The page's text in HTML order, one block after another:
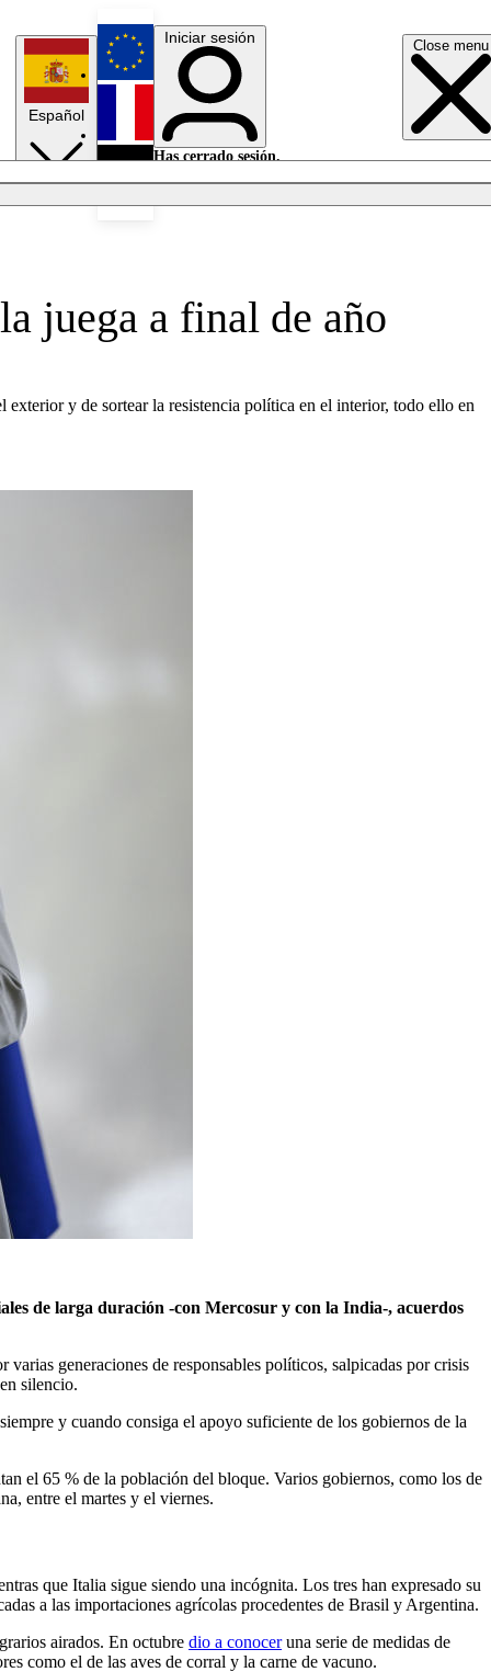
Close menu
Español
English
Français
Iniciar sesión
Has cerrado sesión.
juega a final de año
y de sortear la resistencia política en el interior, todo ello en
de larga duración -con Mercosur y con la India-, acuerdos
generaciones de responsables políticos, salpicadas por crisis
silencio.
y cuando consiga el apoyo suficiente de los gobiernos de la
el 65 % de la población del bloque. Varios gobiernos, como los de
entre el martes y el viernes.
que Italia sigue siendo una incógnita. Los tres han expresado su
a las importaciones agrícolas procedentes de Brasil y Argentina.
airados. En octubre dio a conoceruna serie de medidas de
como el de las aves de corral y la carne de vacuno.